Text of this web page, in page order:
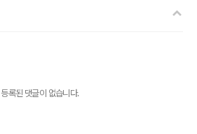
등록된 댓글이 없습니다.